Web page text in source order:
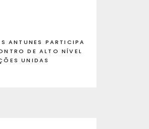
ANTUNES PARTICIPA
DE ALTO NÍVEL
UNIDAS